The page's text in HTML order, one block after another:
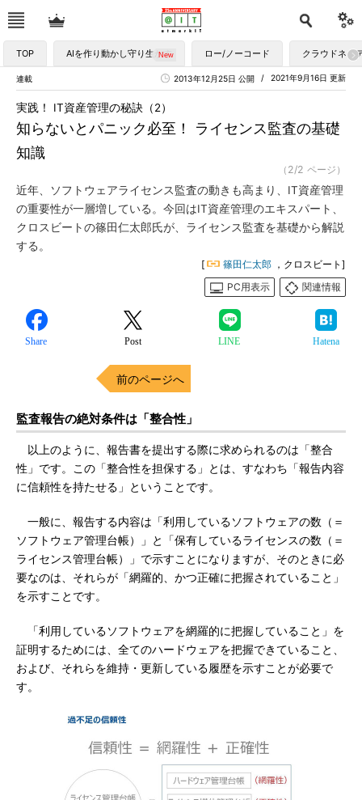
TOP AIを作り動かし守り生かす ロー/ノーコード クラウドネイ
連載 2021年9月16日 更新
2013年12月25日 公開
知らないとパニック必至！ ライセンス監査の基礎
知識
実践！ IT資産管理の秘訣（2）
（2/2 ページ）
近年、ソフトウェアライセンス監査の動きも高まり、IT資産管理
の重要性が一層増している。今回はIT資産管理のエキスパート、
クロスビートの篠田仁太郎氏が、ライセンス監査を基礎から解説
する。
[ 篠田仁太郎 ，クロスビート]
PC用表示
関連情報
Share Post LINE Hatena
前のページへ
監査報告の絶対条件は「整合性」
以上のように、報告書を提出する際に求められるのは「整合
性」です。この「整合性を担保する」とは、すなわち「報告内容
に信頼性を持たせる」ということです。
一般に、報告する内容は「利用しているソフトウェアの数（＝
ソフトウェア管理台帳）」と「保有しているライセンスの数（＝
ライセンス管理台帳）」で示すことになりますが、そのときに必
要なのは、それらが「網羅的、かつ正確に把握されていること」
を示すことです。
「利用しているソフトウェアを網羅的に把握していること」を
証明するためには、全てのハードウェアを把握できていること、
および、それらを維持・更新している履歴を示すことが必要で
す。